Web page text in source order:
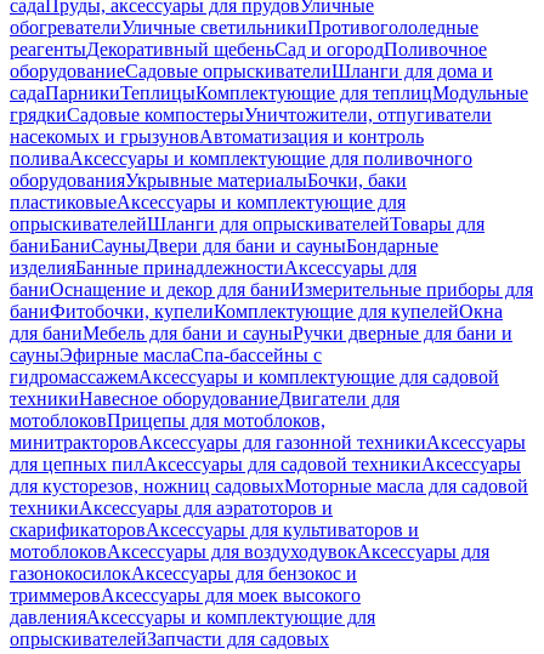
садаПруды, аксессуары для прудовУличные
обогревателиУличные светильникиПротивогололедные
реагентыДекоративный щебеньСад и огородПоливочное
оборудованиеСадовые опрыскивателиШланги для дома и
садаПарникиТеплицыКомплектующие для теплицМодульные
грядкиСадовые компостерыУничтожители, отпугиватели
насекомых и грызуновАвтоматизация и контроль
поливаАксессуары и комплектующие для поливочного
оборудованияУкрывные материалыБочки, баки
пластиковыеАксессуары и комплектующие для
опрыскивателейШланги для опрыскивателейТовары для
баниБаниСауныДвери для бани и сауныБондарные
изделияБанные принадлежностиАксессуары для
баниОснащение и декор для баниИзмерительные приборы для
баниФитобочки, купелиКомплектующие для купелейОкна
для баниМебель для бани и сауныРучки дверные для бани и
сауныЭфирные маслаСпа-бассейны с
гидромассажемАксессуары и комплектующие для садовой
техникиНавесное оборудованиеДвигатели для
мотоблоковПрицепы для мотоблоков,
минитракторовАксессуары для газонной техникиАксессуары
для цепных пилАксессуары для садовой техникиАксессуары
для кусторезов, ножниц садовыхМоторные масла для садовой
техникиАксессуары для аэратоторов и
скарификаторовАксессуары для культиваторов и
мотоблоковАксессуары для воздуходувокАксессуары для
газонокосилокАксессуары для бензокос и
триммеровАксессуары для моек высокого
давленияАксессуары и комплектующие для
опрыскивателейЗапчасти для садовых